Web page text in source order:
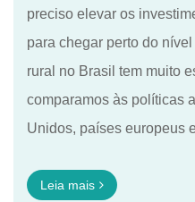
preciso elevar os
para chegar perto do
rural no Brasil tem muito
comparamos às políticas
Unidos, países europeus
Leia mais